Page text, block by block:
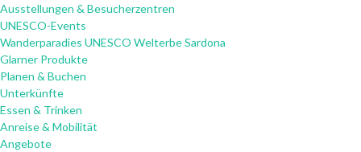
Ausstellungen & Besucherzentren
UNESCO-Events
Wanderparadies UNESCO Welterbe Sardona
Glarner Produkte
Planen & Buchen
Unterkünfte
Essen & Trinken
Anreise & Mobilität
Angebote